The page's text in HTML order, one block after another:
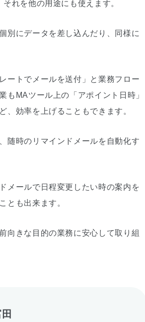
れを他の用途にも使えます。
別にデータを差し込んだり、同様に
ートでメールを送付」と業務フロー
もMAツール上の「アポイント日時」
、効率を上げることもできます。
随時のリマインドメールを自動化す
メールで日程変更したい時の案内を
とも出来ます。
向きな目的の業務に安心して取り組